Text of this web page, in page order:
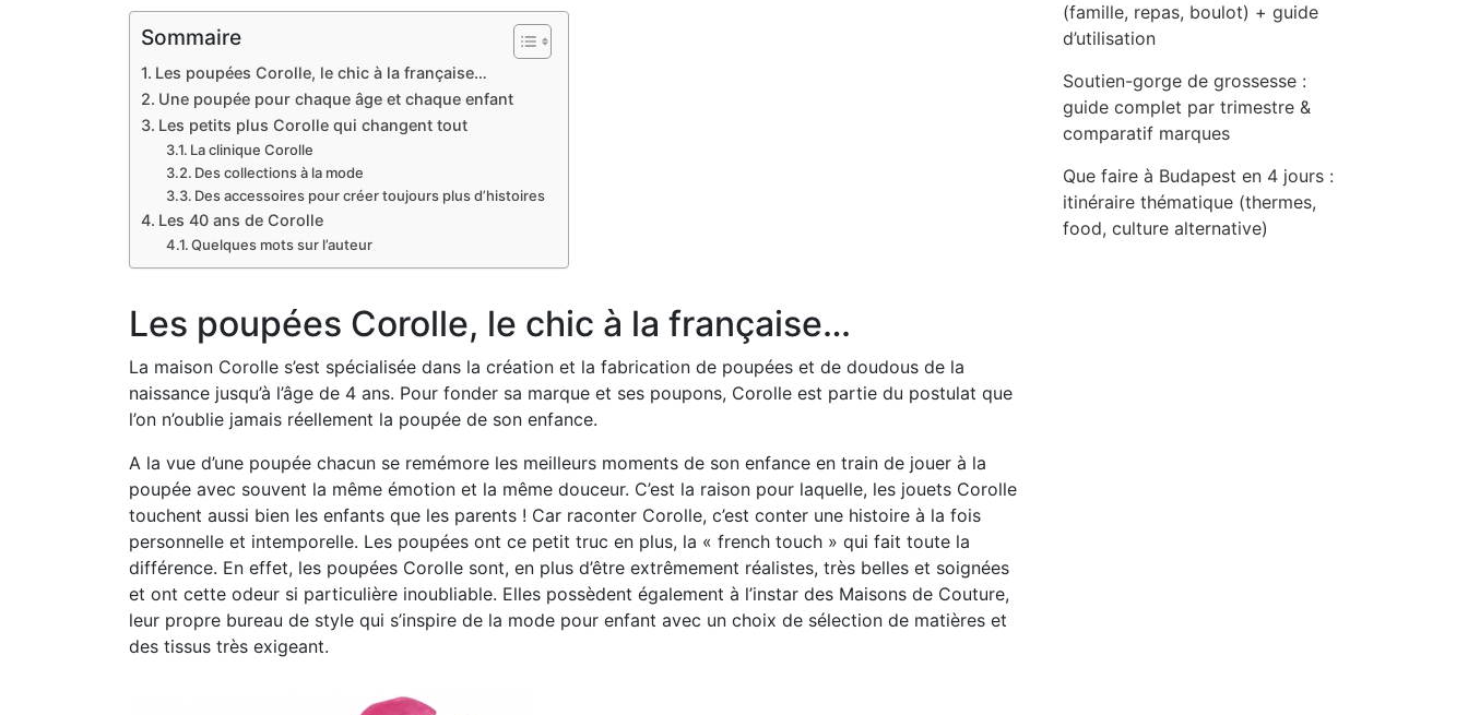
Sommaire
Les poupées Corolle, le chic à la française…
Une poupée pour chaque âge et chaque enfant
Les petits plus Corolle qui changent tout
La clinique Corolle
Des collections à la mode
Des accessoires pour créer toujours plus d’histoires
Les 40 ans de Corolle
Quelques mots sur l’auteur
Les poupées Corolle, le chic à la française…
La maison Corolle s’est spécialisée dans la création et la fabrication de poupées et de doudous de la
naissance jusqu’à l’âge de 4 ans. Pour fonder sa marque et ses poupons, Corolle est partie du postulat que
l’on n’oublie jamais réellement la poupée de son enfance.
A la vue d’une poupée chacun se remémore les meilleurs moments de son enfance en train de jouer à la
poupée avec souvent la même émotion et la même douceur. C’est la raison pour laquelle, les jouets Corolle
touchent aussi bien les enfants que les parents ! Car raconter Corolle, c’est conter une histoire à la fois
personnelle et intemporelle. Les poupées ont ce petit truc en plus, la « french touch » qui fait toute la
différence. En effet, les poupées Corolle sont, en plus d’être extrêmement réalistes, très belles et soignées
et ont cette odeur si particulière inoubliable. Elles possèdent également à l’instar des Maisons de Couture,
leur propre bureau de style qui s’inspire de la mode pour enfant avec un choix de sélection de matières et
des tissus très exigeant.
(famille, repas, boulot) + guide
d’utilisation
Soutien-gorge de grossesse :
guide complet par trimestre &
comparatif marques
Que faire à Budapest en 4 jours :
itinéraire thématique (thermes,
food, culture alternative)